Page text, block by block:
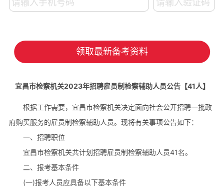
领取最新备考资料
宜昌市检察机关2023年招聘雇员制检察辅助人员公告【41人】
根据工作需要，宜昌市检察机关决定面向社会公开招聘一批政
府购买服务的雇员制检察辅助人员。现将有关事项公告如下：
一、招聘职位
宜昌市检察机关共计划招聘雇员制检察辅助人员41名。
二、报考基本条件
(一)报考人员应具备以下基本条件